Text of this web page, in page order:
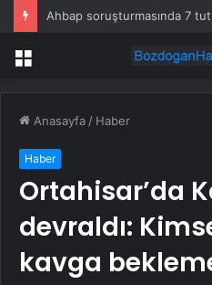
Ahbap soruşturmasında 7
Menü
Anasayfa / Haber
Haber
Ortahisar’da
devraldı:
kavga